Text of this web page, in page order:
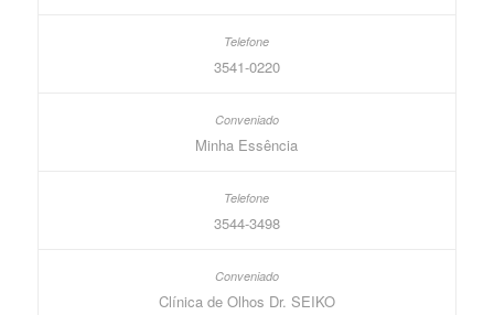
3541-0220
Minha Essência
3544-3498
Clínica de Olhos Dr. SEIKO